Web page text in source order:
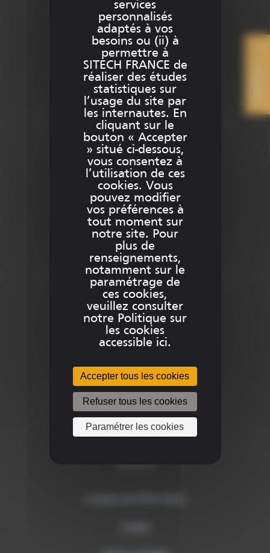
+33 (0)1 69 51 60 00
info@sitech-france.com
Besoin d’aide ?
Contact
Support
Team Viewer SITECH France
Plus d’informations sur …
Produits
services
personnalisés
adaptés à vos
besoins ou (ii) à
permettre à
SITECH FRANCE de
réaliser des études
statistiques sur
l’usage du site par
les internautes. En
cliquant sur le
bouton « Accepter
» situé ci-dessous,
vous consentez à
l’utilisation de ces
cookies. Vous
pouvez modifier
vos préférences à
tout moment sur
notre site. Pour
plus de
renseignements,
notamment sur le
paramétrage de
ces cookies,
veuillez consulter
notre Politique sur
les cookies
accessible ici.
Accepter tous les cookies
Refuser tous les cookies
Paramétrer les cookies